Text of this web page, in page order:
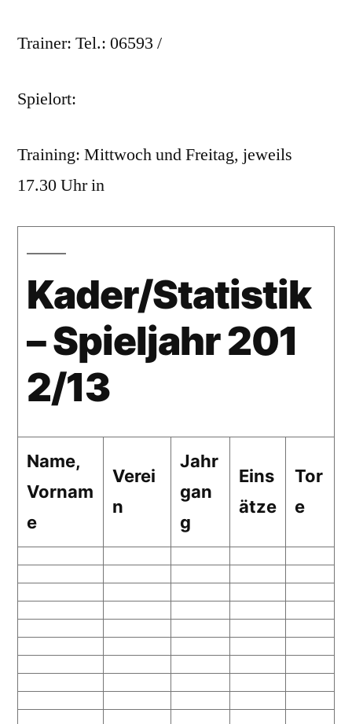
Trainer: Tel.: 06593 /
Spielort:
Training: Mittwoch und Freitag, jeweils
17.30 Uhr in
Kader/Statistik
– Spieljahr 201
2/13
Name,
Vornam
e
Verei
n
Jahr
gan
g
Eins
ätze
Tor
e